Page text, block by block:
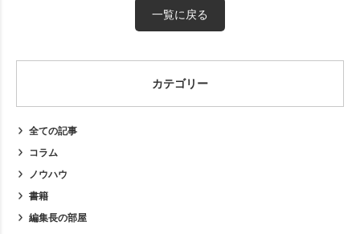
一覧に戻る
カテゴリー
全ての記事
コラム
ノウハウ
書籍
編集長の部屋